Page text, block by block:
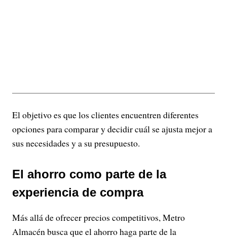
El objetivo es que los clientes encuentren diferentes
opciones para comparar y decidir cuál se ajusta mejor a
sus necesidades y a su presupuesto.
El ahorro como parte de la
experiencia de compra
Más allá de ofrecer precios competitivos, Metro
Almacén busca que el ahorro haga parte de la